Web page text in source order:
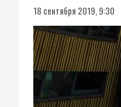
18 сентября 2019, 9:30